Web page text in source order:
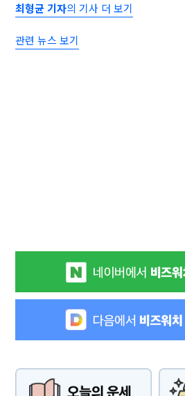
최형균 기자의 기사 더 보기
관련 뉴스 보기